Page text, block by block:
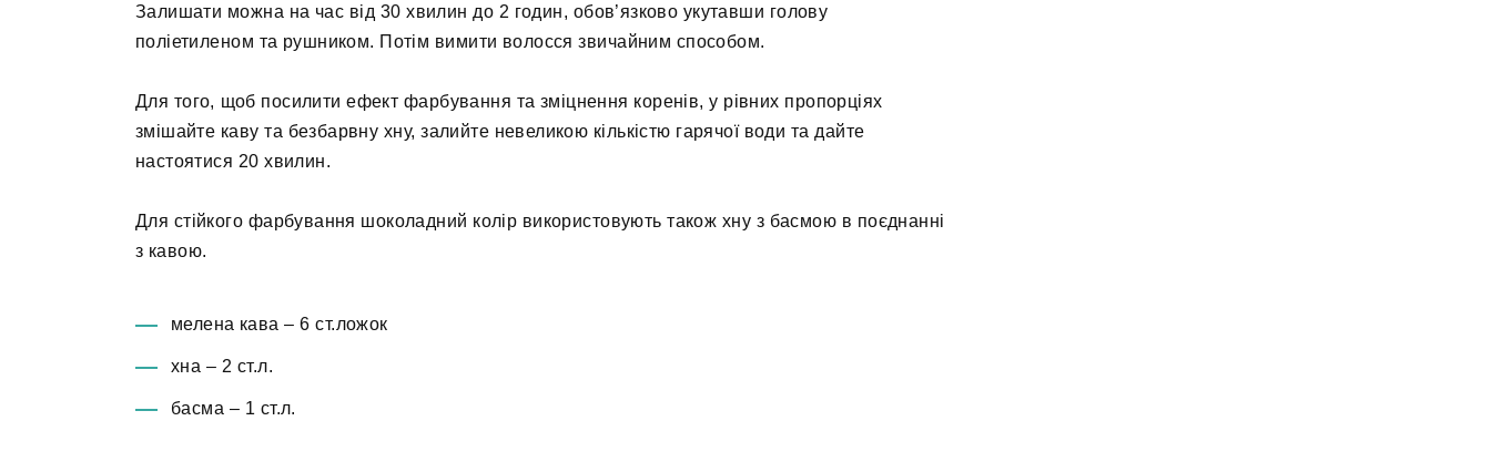
Залишати можна на час від 30 хвилин до 2 годин, обов’язково укутавши голову
поліетиленом та рушником. Потім вимити волосся звичайним способом.
Для того, щоб посилити ефект фарбування та зміцнення коренів, у рівних пропорціях
змішайте каву та безбарвну хну, залийте невеликою кількістю гарячої води та дайте
настоятися 20 хвилин.
Для стійкого фарбування шоколадний колір використовують також хну з басмою в поєднанні
з кавою.
мелена кава – 6 ст.ложок
хна – 2 ст.л.
басма – 1 ст.л.